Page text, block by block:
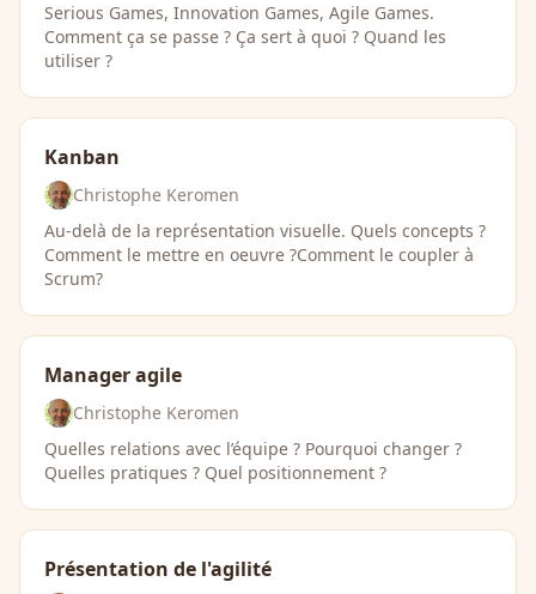
Serious Games, Innovation Games, Agile Games.
Comment ça se passe ? Ça sert à quoi ? Quand les
utiliser ?
Kanban
Christophe Keromen
Au-delà de la représentation visuelle. Quels concepts ?
Comment le mettre en oeuvre ?Comment le coupler à
Scrum?
Manager agile
Christophe Keromen
Quelles relations avec l’équipe ? Pourquoi changer ?
Quelles pratiques ? Quel positionnement ?
Présentation de l'agilité